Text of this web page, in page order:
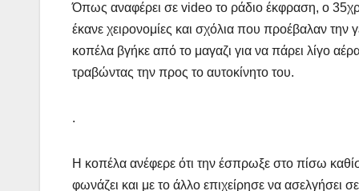
Όπως αναφέρει σε video το ράδιο έκφραση, ο
έκανε χειρονομίες και σχόλια που προέβαλαν
κοπέλα βγήκε από το μαγαζι για να πάρει λίγο
τραβώντας την προς το αυτοκίνητο του.
.
Η κοπέλα ανέφερε ότι την έσπρωξε στο πίσω
φωνάζει και με το άλλο επιχείρησε να ασελγήσει